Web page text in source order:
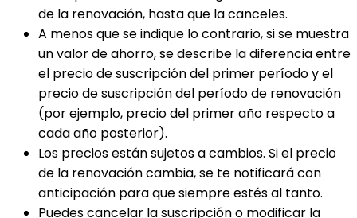
de la renovación, hasta que la canceles.
A menos que se indique lo contrario, si se muestra
un valor de ahorro, se describe la diferencia entre
el precio de suscripción del primer período y el
precio de suscripción del período de renovación
(por ejemplo, precio del primer año respecto a
cada año posterior).
Los precios están sujetos a cambios. Si el precio
de la renovación cambia, se te notificará con
anticipación para que siempre estés al tanto.
Puedes cancelar la suscripción o modificar la